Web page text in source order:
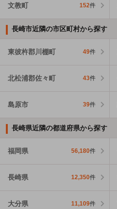
文教町 152件
長崎市近隣の市区町村から探す
東彼杵郡川棚町 49件
北松浦郡佐々町 43件
島原市 39件
長崎県近隣の都道府県から探す
福岡県 56,180件
長崎県 12,350件
大分県 11,109件